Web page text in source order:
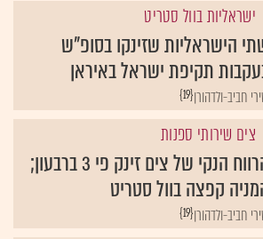
ישראליות בוול סטריט
הישראליות שזינקו בסופ"ש
תקיפת ישראל באיראן
{19}חביב-ולדהורן
צים שירותי ספנות
הרווח הנקי של צים זינק פי 3 ברבעון;
קפצה בוול סטריט
{19}חביב-ולדהורן